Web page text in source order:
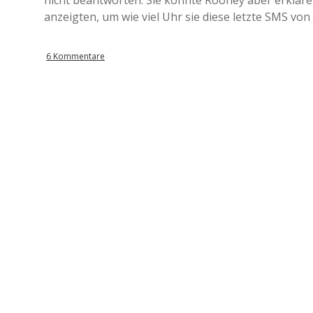
anzeigten, um wie viel Uhr sie diese letzte SMS
6 Kommentare